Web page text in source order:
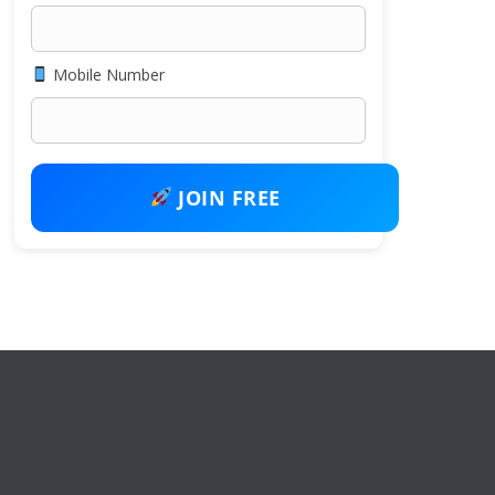
Mobile Number
JOIN FREE